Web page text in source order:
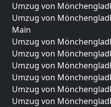
Umzug von
Umzug von
Main
Umzug von
Umzug von
Umzug von
Umzug von
Umzug von
Umzug von